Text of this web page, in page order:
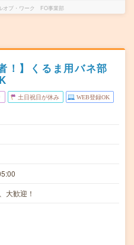
オブ・ワーク FO事業部
！】くるま用バネ部
土日祝日が休み WEB登録OK
大歓迎！